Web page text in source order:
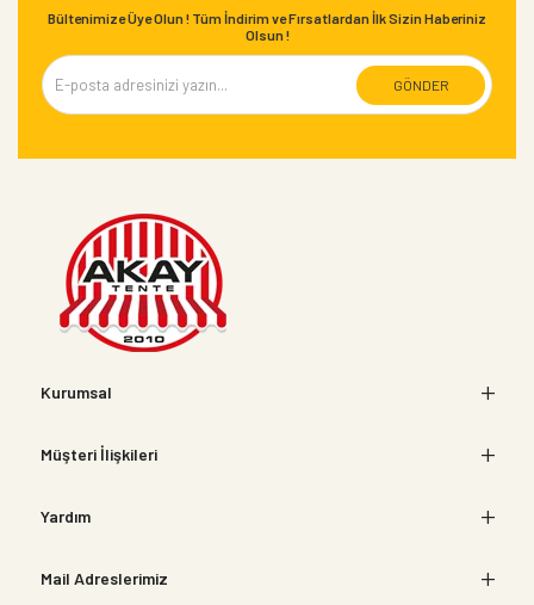
Bültenimize Üye Olun ! Tüm İndirim ve Fırsatlardan İlk Sizin Haberiniz
Olsun !
GÖNDER
Kurumsal
Müşteri İlişkileri
Yardım
Mail Adreslerimiz